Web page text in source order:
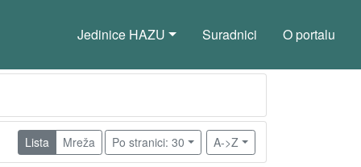
Jedinice HAZU Suradnici O portalu
Lista Mreža Po stranici: 30 A->Z